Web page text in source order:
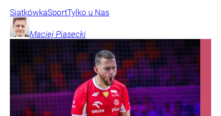
SiatkówkaSportTylko u Nas
Maciej Piasecki